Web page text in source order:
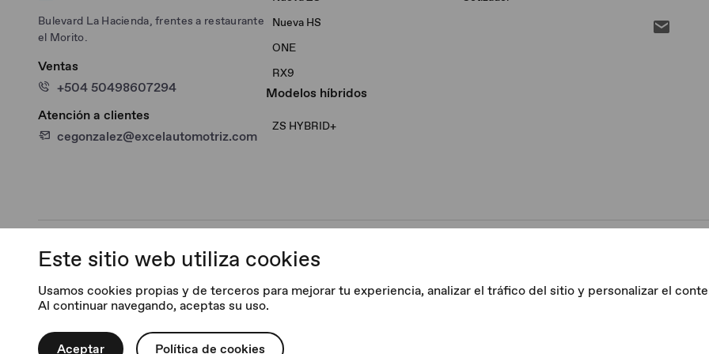
Bulevard La Hacienda, frentes a restaurante
el Morito.
Ventas
+504 50498607294
Atención a clientes
cegonzalez@excelautomotriz.com
Nueva HS
ONE
RX9
Modelos híbridos
ZS HYBRID+
© Morris Garages. Todos los derechos reservados.
V. 2.0.1
Este sitio web utiliza cookies
Usamos cookies propias y de terceros para mejorar tu experiencia, analizar el tráfico del sitio y personalizar el
Al continuar navegando, aceptas su uso.
Aceptar Política de cookies